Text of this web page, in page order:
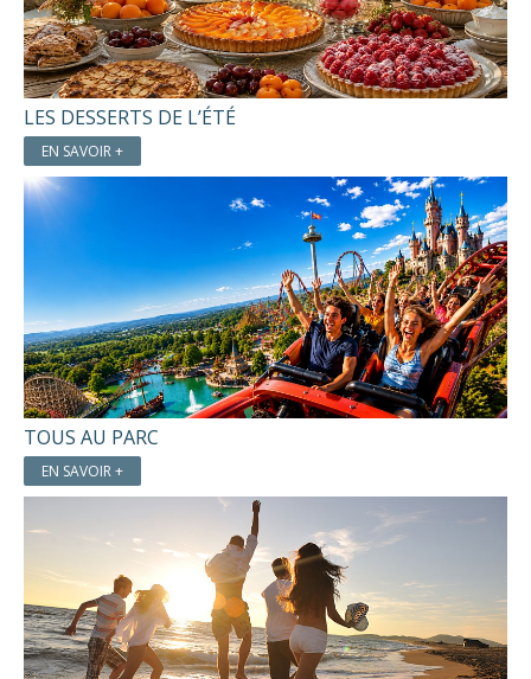
LES DESSERTS DE L’ÉTÉ
EN SAVOIR +
TOUS AU PARC
EN SAVOIR +